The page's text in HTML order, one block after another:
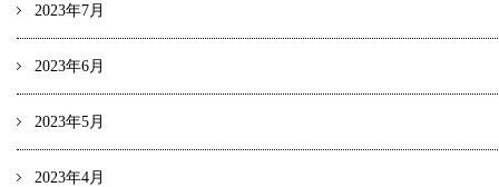
2023年7月
2023年6月
2023年5月
2023年4月